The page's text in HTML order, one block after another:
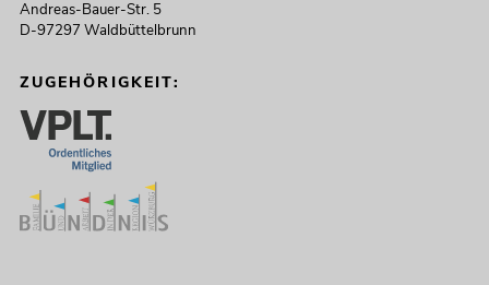
Andreas-Bauer-Str. 5
D-97297 Waldbüttelbrunn
ZUGEHÖRIGKEIT: